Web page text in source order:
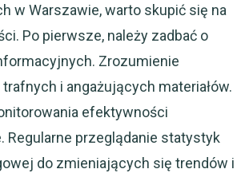
w Warszawie, warto skupić się na
Po pierwsze, należy zadbać o
Zrozumienie
i angażujących materiałów.
efektywności
Regularne przeglądanie statystyk
do zmieniających się trendów i